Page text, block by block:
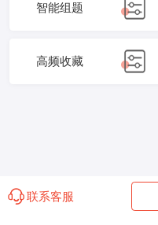
智能组题
高频收藏
联系客服